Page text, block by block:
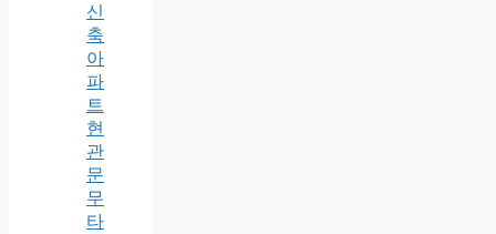
신
축
아
파
트
현
관
문
무
타